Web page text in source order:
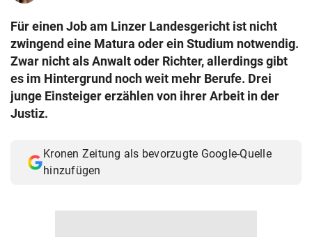
search
eingeben
© Krone Multimedia GmbH & Co KG 2026
Muthgasse 2, 1190 Wien
Für einen Job am Linzer Landesgericht ist nicht
zwingend eine Matura oder ein Studium notwendig.
Zwar nicht als Anwalt oder Richter, allerdings gibt
es im Hintergrund noch weit mehr Berufe. Drei
junge Einsteiger erzählen von ihrer Arbeit in der
Justiz.
Kronen Zeitung als bevorzugte Google-Quelle
hinzufügen